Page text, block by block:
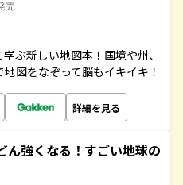
売
ぶ新しい地図本！国境や州、
図をなぞって脳もイキイキ！
詳細を見る
ん強くなる！すごい地球の